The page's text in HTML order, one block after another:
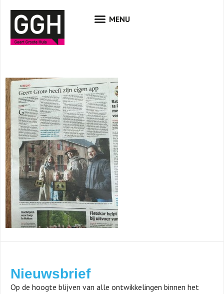
Nieuwsbrief
Op de hoogte blijven van alle ontwikkelingen binnen het